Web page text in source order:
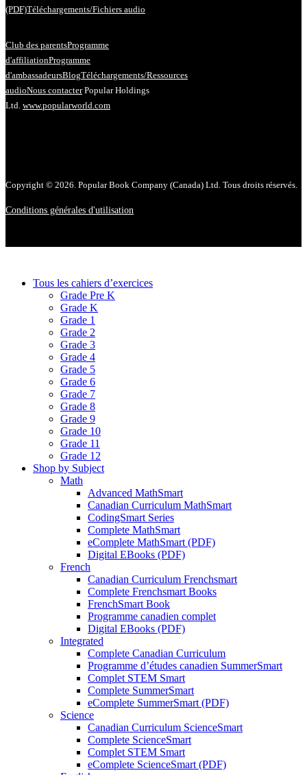
(PDF)Téléchargements/Fichiers audio
Club des parentsProgramme
d'affiliationProgramme
d'ambassadeursBlogTéléchargements/Ressources
audioNous contacter Popular Holdings
Ltd. www.popularworld.com
Copyright © 2026. Popular Book Company (Canada) Ltd. Tous droits réservés.
Conditions générales d'utilisation
Tous les cahiers d’exercices
Grade Pre K
Grade K
Grade 1
Grade 2
Grade 3
Grade 4
Grade 5
Grade 6
Grade 7
Grade 8
Grade 9
Grade 10
Grade 11
Grade 12
Shop by Subject
Math
Advanced MathSmart
Canadian Curriculum MathSmart
CodingSmart Series
Complete MathSmart
eComplete MathSmart (PDF)
Digital EBooks (PDF)
French
Canadian Curriculum Frenchsmart
Complete Frenchsmart Books
FrenchSmart Book
Programme canadien complet
Digital EBooks (PDF)
Integrated
Complete Canadian Curriculum
Programme d’études canadien SummerSmart
Complet STEM Smart
Complete SummerSmart
eComplete SummerSmart (PDF)
Science
Canadian Curriculum ScienceSmart
Complete ScienceSmart
Complet STEM Smart
eComplete ScienceSmart (PDF)